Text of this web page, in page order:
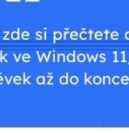
si přečtete
Windows
až do